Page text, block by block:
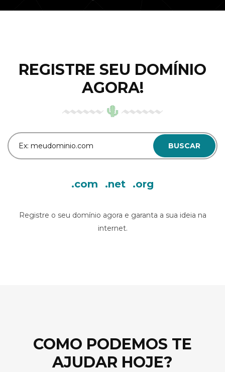
REGISTRE SEU DOMÍNIO
AGORA!
BUSCAR
.com .net .org
Registre o seu domínio agora e garanta a sua ideia na
internet.
COMO PODEMOS TE
AJUDAR HOJE?